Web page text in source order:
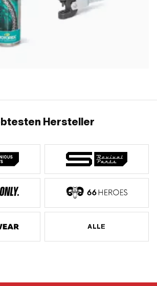
Hersteller
ALLE